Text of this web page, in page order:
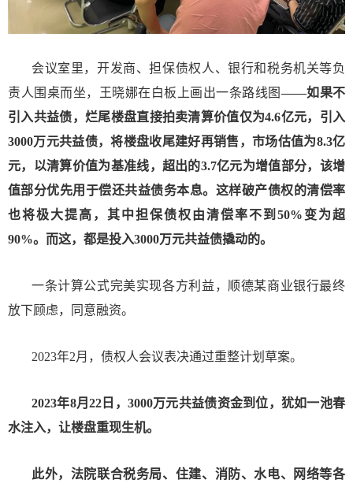
会议室里，开发商、担保债权人、银行和税务机关等负
责人围桌而坐，王晓娜在白板上画出一条路线图 ——如果不
引入共益债，烂尾楼盘直接拍卖清算价值仅为4.6亿元，引入
3000万元共益债，将楼盘收尾建好再销售，市场估值为8.3亿
元，以清算价值为基准线，超出的3.7亿元为增值部分，该增
值部分优先用于偿还共益债务本息。这样破产债权的清偿率
也将极大提高，其中担保债权由清偿率不到50%变为超
90%。而这，都是投入3000万元共益债撬动的。
一条计算公式完美实现各方利益，顺德某商业银行最终
放下顾虑，同意融资。
2023年2月，债权人会议表决通过重整计划草案。
2023年8月22日，3000万元共益债资金到位，犹如一池春
水注入，让楼盘重现生机。
此外，法院联合税务局、住建、消防、水电、网络等各